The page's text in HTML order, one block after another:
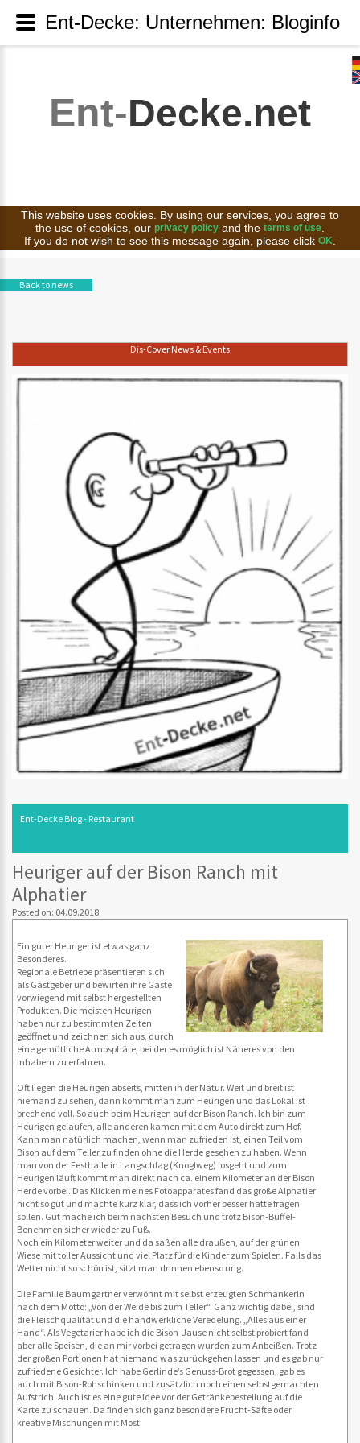
Ent-Decke.net
This website uses cookies. By using our services, you agree to
the use of cookies, our privacy policy and the terms of use
If you do not wish to see this message again, please click OK
Back to news
Dis-Cover News & Events
Ent-Decke Blog - Restaurant
Heuriger auf der Bison Ranch mit
Alphatier
Posted on: 04.09.2018
Ein guter Heuriger ist etwas ganz
Besonderes.
Regionale Betriebe präsentieren sich
als Gastgeber und bewirten ihre Gäste
vorwiegend mit selbst hergestellten
Produkten. Die meisten Heurigen
haben nur zu bestimmten Zeiten
geöffnet und zeichnen sich aus, durch
eine gemütliche Atmosphäre, bei der es möglich ist Näheres von den
Inhabern zu erfahren.
Oft liegen die Heurigen abseits, mitten in der Natur. Weit und breit ist
niemand zu sehen, dann kommt man zum Heurigen und das Lokal ist
brechend voll. So auch beim Heurigen auf der Bison Ranch. Ich bin zum
Heurigen gelaufen, alle anderen kamen mit dem Auto direkt zum Hof.
Kann man natürlich machen, wenn man zufrieden ist, einen Teil vom
Bison auf dem Teller zu finden ohne die Herde gesehen zu haben. Wenn
man von der Festhalle in Langschlag (Knoglweg) losgeht und zum
Heurigen läuft kommt man direkt nach ca. einem Kilometer an der Bison
Herde vorbei. Das Klicken meines Fotoapparates fand das große Alphatier
nicht so gut und machte kurz klar, dass ich vorher besser hätte fragen
sollen. Gut mache ich beim nächsten Besuch und trotz Bison-Büffel-
Benehmen sicher wieder zu Fuß.
Noch ein Kilometer weiter und da saßen alle draußen, auf der grünen
Wiese mit toller Aussicht und viel Platz für die Kinder zum Spielen. Falls das
Wetter nicht so schön ist, sitzt man drinnen ebenso urig.
Die Familie Baumgartner verwöhnt mit selbst erzeugten Schmankerln
nach dem Motto: „Von der Weide bis zum Teller“. Ganz wichtig dabei, sind
die Fleischqualität und die handwerkliche Veredelung. „Alles aus einer
Hand“. Als Vegetarier habe ich die Bison-Jause nicht selbst probiert fand
aber alle Speisen, die an mir vorbei getragen wurden zum Anbeißen. Trotz
der großen Portionen hat niemand was zurückgehen lassen und es gab nur
zufriedene Gesichter. Ich habe Gerlinde’s Genuss-Brot gegessen, gab es
auch mit Bison-Rohschinken und zusätzlich noch einen selbstgemachten
Aufstrich. Auch ist es eine gute Idee vor der Getränkebestellung auf die
Karte zu schauen. Da finden sich ganz besondere Frucht-Säfte oder
kreative Mischungen mit Most.
Ent-Decke: Unternehmen: Bloginfo